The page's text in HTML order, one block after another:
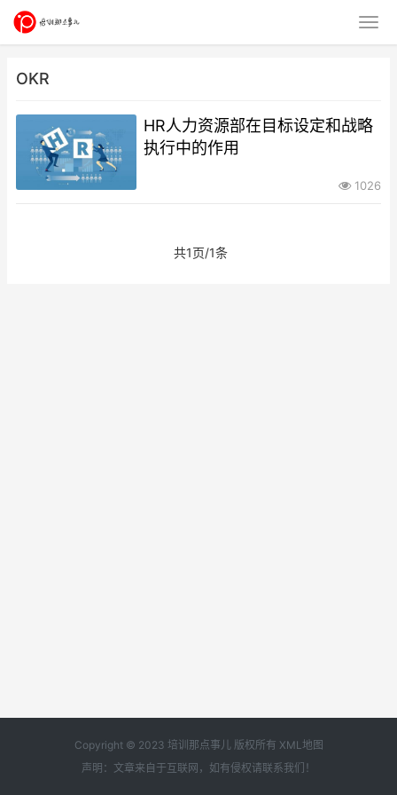
OKR
HR人力资源部在目标设定和战略
执行中的作用
1026
共1页/1条
Copyright © 2023 培训那点事儿 版权所有 XML地图
声明：文章来自于互联网，如有侵权请联系我们 ！